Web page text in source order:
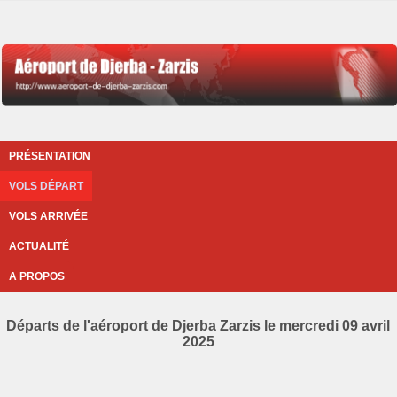
PRÉSENTATION
VOLS DÉPART
VOLS ARRIVÉE
ACTUALITÉ
A PROPOS
Départs de l'aéroport de Djerba Zarzis le mercredi 09 avril
2025